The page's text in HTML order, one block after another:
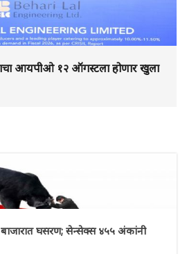
आयपीओ १२ ऑगस्टला होणार खुला
घसरण; सेन्सेक्स ४५५ अंकांनी